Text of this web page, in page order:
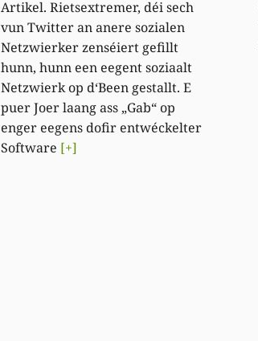
Artikel. Rietsextremer, déi sech
vun Twitter an anere sozialen
Netzwierker zenséiert gefillt
hunn, hunn een eegent soziaalt
Netzwierk op d‘Been gestallt. E
puer Joer laang ass „Gab“ op
enger eegens dofir entwéckelter
Software [+]